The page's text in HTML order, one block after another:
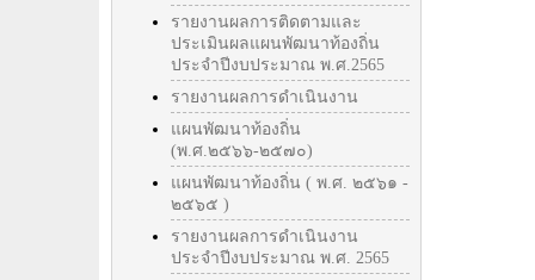
รายงานผลการติดตามและ
ประเมินผลแผนพัฒนาท้องถิ่น
ประจำปีงบประมาณ พ.ศ.2565
รายงานผลการดำเนินงาน
แผนพัฒนาท้องถิ่น
(พ.ศ.๒๕๖๖-๒๕๗๐)
แผนพัฒนาท้องถิ่น ( พ.ศ. ๒๕๖๑ -
๒๕๖๕ )
รายงานผลการดำเนินงาน
ประจำปีงบประมาณ พ.ศ. 2565